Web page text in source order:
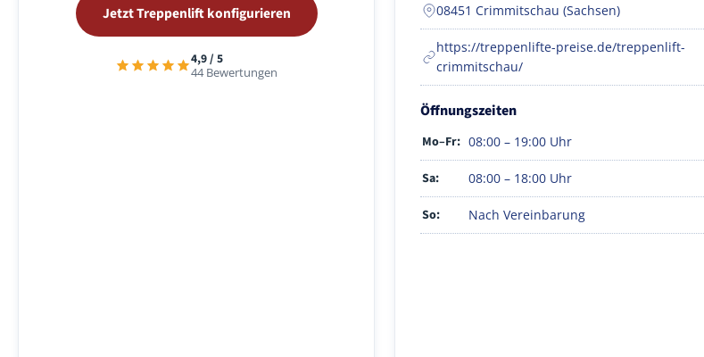
Jetzt Treppenlift konfigurieren
4,9 / 5
44 Bewertungen
08451 Crimmitschau (Sachsen)
https://treppenlifte-preise.de/treppenlift-
crimmitschau/
Öffnungszeiten
Mo–Fr: 08:00 – 19:00 Uhr
Sa: 08:00 – 18:00 Uhr
So: Nach Vereinbarung